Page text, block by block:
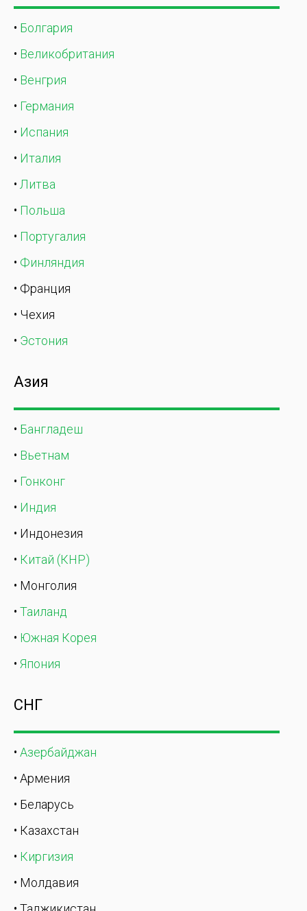
• Болгария
• Великобритания
• Венгрия
• Германия
• Испания
• Италия
• Литва
• Польша
• Португалия
• Финляндия
• Франция
• Чехия
• Эстония
Азия
• Бангладеш
• Вьетнам
• Гонконг
• Индия
• Индонезия
• Китай (КНР)
• Монголия
• Таиланд
• Южная Корея
• Япония
СНГ
• Азербайджан
• Армения
• Беларусь
• Казахстан
• Киргизия
• Молдавия